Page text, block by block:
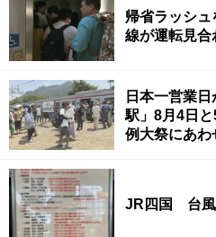
帰省ラッシ
線が運転見合
日本一営業
駅」8月4日
例大祭にあ
JR四国 台風